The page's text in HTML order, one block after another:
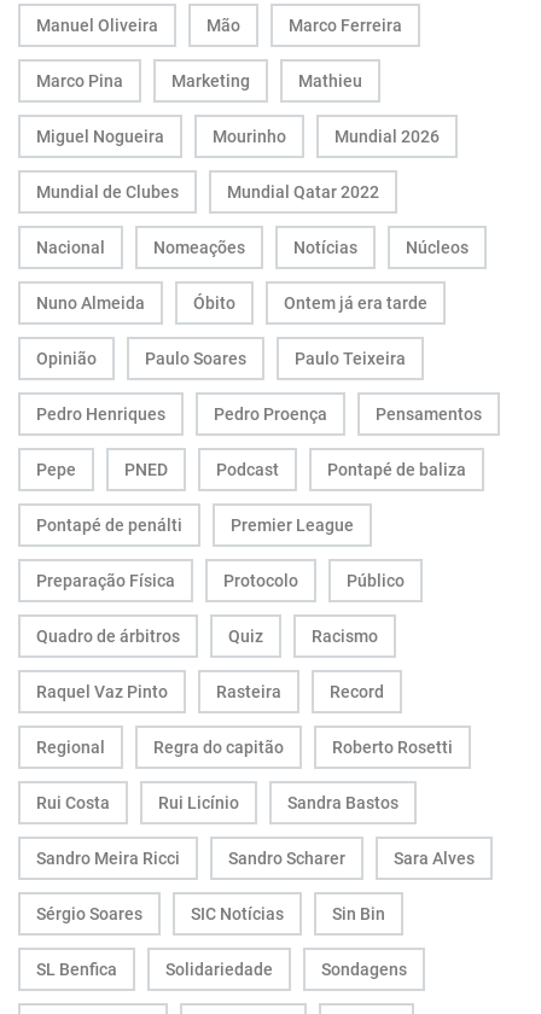
Manuel Oliveira Mão Marco Ferreira
Marco Pina Marketing Mathieu
Miguel Nogueira Mourinho Mundial 2026
Mundial de Clubes Mundial Qatar 2022
Nacional Nomeações Notícias Núcleos
Nuno Almeida Óbito Ontem já era tarde
Opinião Paulo Soares Paulo Teixeira
Pedro Henriques Pedro Proença Pensamentos
Pepe PNED Podcast Pontapé de baliza
Pontapé de penálti Premier League
Preparação Física Protocolo Público
Quadro de árbitros Quiz Racismo
Raquel Vaz Pinto Rasteira Record
Regional Regra do capitão Roberto Rosetti
Rui Costa Rui Licínio Sandra Bastos
Sandro Meira Ricci Sandro Scharer Sara Alves
Sérgio Soares SIC Notícias Sin Bin
SL Benfica Solidariedade Sondagens